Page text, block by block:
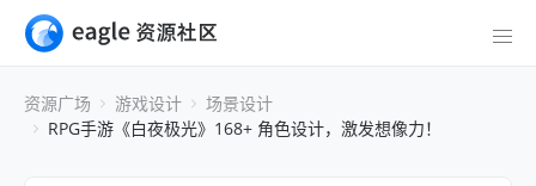
资源广场 游戏设计
场景设计
RPG手游《白夜极光》168+ 角色设计，激发想像力！